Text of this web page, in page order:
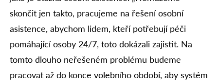
skončit jen takto, pracujeme na řešení osobní
asistence, abychom lidem, kteří potřebují péči
pomáhající osoby 24/7, toto dokázali zajistit. Na
tomto dlouho neřešeném problému budeme
pracovat až do konce volebního období, aby systém